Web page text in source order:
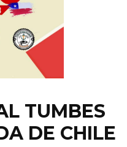
TUMBES
DE CHILE